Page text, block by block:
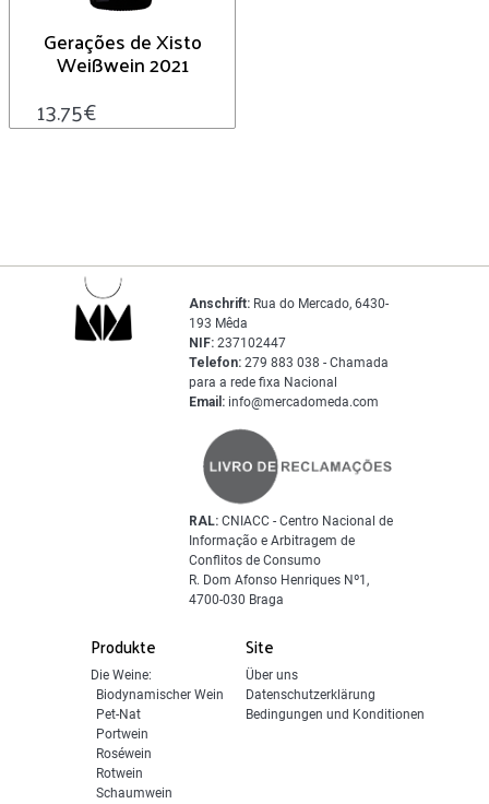
Gerações de Xisto
Weißwein 2021
13.75€
Produkte
Die Weine:
Biodynamischer Wein
Pet-Nat
Portwein
Roséwein
Rotwein
Schaumwein
Site
Über uns
Datenschutzerklärung
Bedingungen und Konditionen
Anschrift: Rua do Mercado, 6430-
193 Mêda
NIF: 237102447
Telefon: 279 883 038 - Chamada
para a rede fixa Nacional
Email: info@mercadomeda.com
RAL: CNIACC - Centro Nacional de
Informação e Arbitragem de
Conflitos de Consumo
R. Dom Afonso Henriques Nº1,
4700-030 Braga